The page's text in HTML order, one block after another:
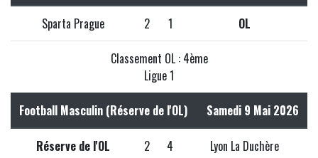
Sparta Prague 2 1 OL
Classement OL : 4ème
Ligue 1
Football Masculin (Réserve de l'OL) Samedi 9 Mai 2026
Réserve de l'OL 2 4 Lyon La Duchère